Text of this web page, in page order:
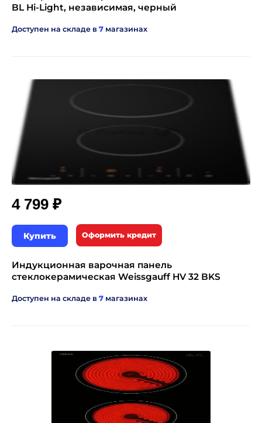
BL Hi-Light, независимая, черный
Доступен на складе в 7 магазинах
4 799 ₽
Купить Оформить кредит
Индукционная варочная панель
стеклокерамическая Weissgauff HV 32 BKS
Доступен на складе в 7 магазинах